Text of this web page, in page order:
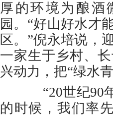
厚的环境为酿酒
园。“好山好水才
区。”倪永培说，
一家生于乡村、
兴动力，把“绿水
“20世纪90年
的时候，我们率